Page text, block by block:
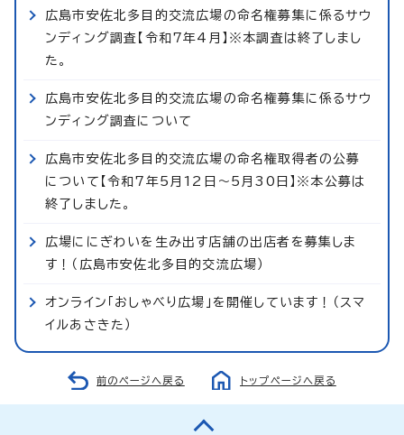
広島市安佐北多目的交流広場の命名権募集に係るサウ
ンディング調査【令和7年4月】※本調査は終了しまし
た。
広島市安佐北多目的交流広場の命名権募集に係るサウ
ンディング調査について
広島市安佐北多目的交流広場の命名権取得者の公募
について【令和7年5月12日～5月30日】※本公募は
終了しました。
広場ににぎわいを生み出す店舗の出店者を募集しま
す！（広島市安佐北多目的交流広場）
オンライン「おしゃべり広場」を開催しています！（スマ
イルあさきた）
前のページへ戻る トップページへ戻る